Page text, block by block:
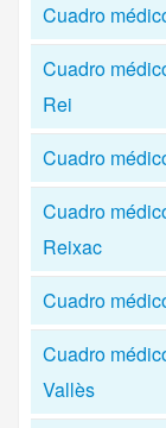
Cuadro
Cuadro
Rei
Cuadro
Cuadro
Reixac
Cuadro
Cuadro
Vallès